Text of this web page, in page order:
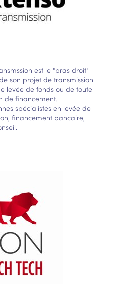
est le "bras droit"
son projet de transmission
levée de fonds ou de toute
de financement.
spécialistes en levée de
financement bancaire,